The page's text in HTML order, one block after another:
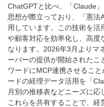
ChatGPTと比べ、「Claude
思想が際立っており、「憲法
用しています。この技術を活
や顧客対応を効率化し、高度
なります。 2026年3月よりマ
ーバーの提供が開始されたこ
ワードに MCP連携させるこ
ードの経理データ活用を 「
月別の推移表などニーズに応
これらを共有することで、経